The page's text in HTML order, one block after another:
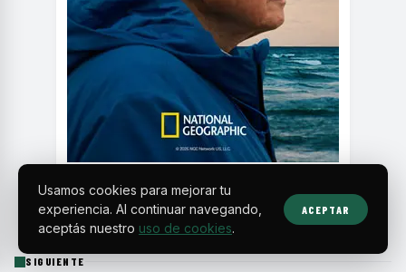
SIGUIENTE
Usamos cookies para mejorar tu
experiencia. Al continuar navegando,
aceptás nuestro uso de cookies.
ACEPTAR